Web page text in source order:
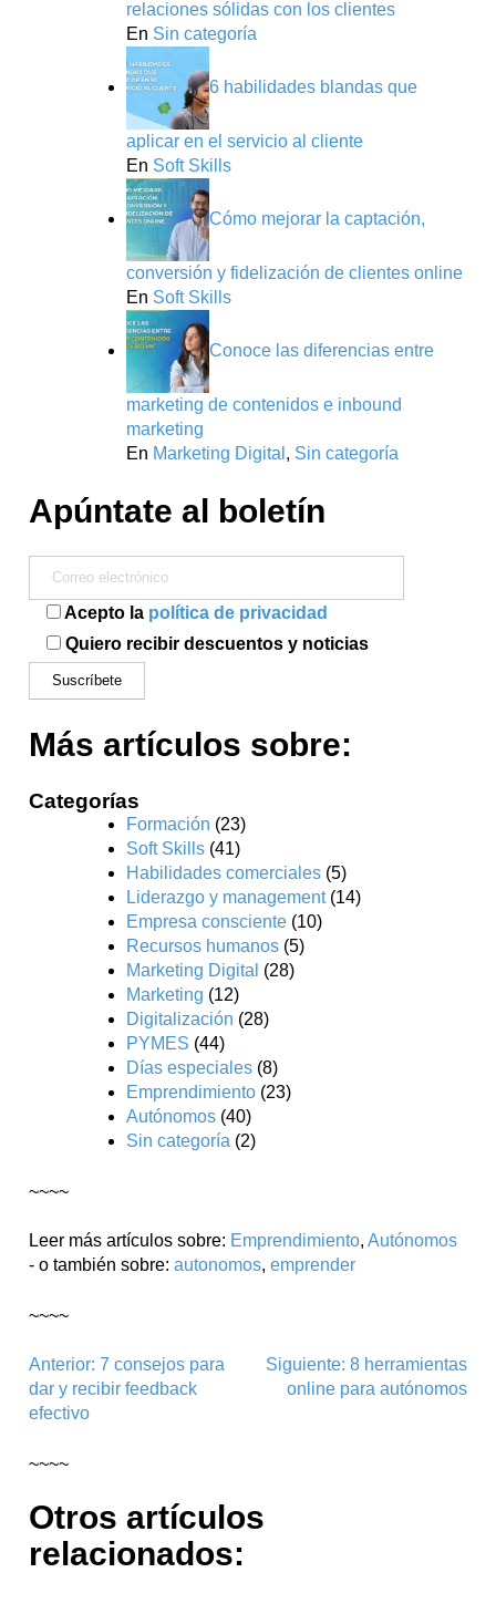
relaciones sólidas con los clientes
En Sin categoría
6 habilidades blandas que
aplicar en el servicio al cliente
En Soft Skills
Cómo mejorar la captación,
conversión y fidelización de clientes online
En Soft Skills
Conoce las diferencias entre
marketing de contenidos e inbound
marketing
En Marketing Digital , Sin categoría
Apúntate al boletín
Acepto la política de privacidad
Quiero recibir descuentos y noticias
Más artículos sobre:
Categorías
Formación (23)
Soft Skills (41)
Habilidades comerciales (5)
Liderazgo y management(14)
Empresa consciente (10)
Recursos humanos (5)
Marketing Digital (28)
Marketing (12)
Digitalización (28)
PYMES (44)
Días especiales (8)
Emprendimiento (23)
Autónomos (40)
Sin categoría (2)
~~~~
Leer más artículos sobre: Emprendimiento,Autónomos
- o también sobre:autonomos,emprender
~~~~
Navegación
de
Anterior: 7 consejos para
dar y recibir feedback
efectivo
Siguiente: 8 herramientas
online para autónomos
~~~~
Otros artículos
relacionados: